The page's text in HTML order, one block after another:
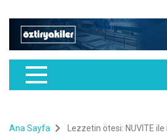
Ana Sayfa Lezzetin ötesi: NUVITE